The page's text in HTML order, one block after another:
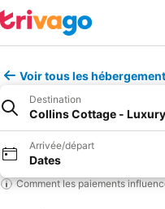
Voir tous les
Destination
Collins Cottage -
Arrivée/départ
Dates
Comment les paiements